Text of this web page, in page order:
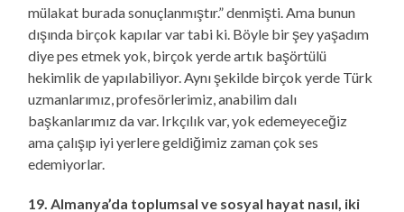
mülakat burada sonuçlanmıştır.” denmişti. Ama bunun
dışında birçok kapılar var tabi ki. Böyle bir şey yaşadım
diye pes etmek yok, birçok yerde artık başörtülü
hekimlik de yapılabiliyor. Aynı şekilde birçok yerde Türk
uzmanlarımız, profesörlerimiz, anabilim dalı
başkanlarımız da var. Irkçılık var, yok edemeyeceğiz
ama çalışıp iyi yerlere geldiğimiz zaman çok ses
edemiyorlar.
19. Almanya’da toplumsal ve sosyal hayat nasıl, iki